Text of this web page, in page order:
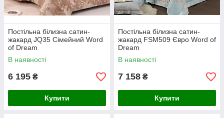
Постільна білизна сатин-
жакард JQ35 Сімейний Word
of Dream
В наявності
6 195 ₴
Купити
Постільна білизна сатин-
жакард FSM509 Євро Word of
Dream
В наявності
7 158 ₴
Купити